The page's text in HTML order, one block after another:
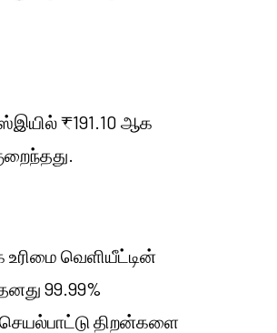
₹191.10 ஆக
வெளியீட்டின்
99.99%
செயல்பாட்டு திறன்களை